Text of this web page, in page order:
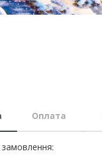
Оплата